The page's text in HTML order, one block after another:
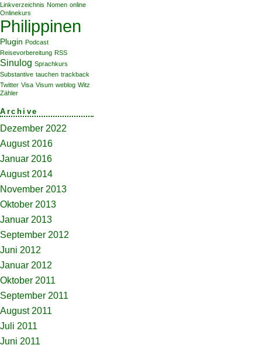
Linkverzeichnis Nomen online
Onlinekurs
Philippinen
Plugin Podcast
Reisevorbereitung RSS
Sinulog Sprachkurs
Substantive tauchen trackback
Twitter Visa Visum weblog Witz
Zähler
Archive
Dezember 2022
August 2016
Januar 2016
August 2014
November 2013
Oktober 2013
Januar 2013
September 2012
Juni 2012
Januar 2012
Oktober 2011
September 2011
August 2011
Juli 2011
Juni 2011